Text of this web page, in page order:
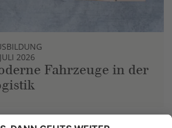
2026
Fahrzeuge in der